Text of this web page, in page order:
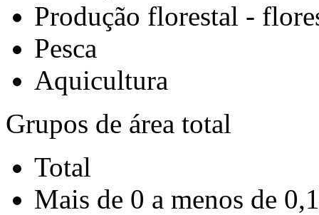
Produção florestal -
Pesca
Aquicultura
Grupos de área total
Total
Mais de 0 a menos de